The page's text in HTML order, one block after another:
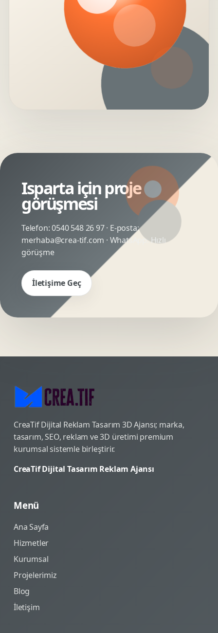
Isparta için proje
görüşmesi
Telefon:0540 548 26 97· E-posta:
merhaba@crea-tif.com · WhatsApp:Hızlı
görüşme
İletişime Geç
CreaTif Dijital Reklam Tasarım 3D Ajansı; marka,
tasarım, SEO, reklam ve 3D üretimi premium
kurumsal sistemle birleştirir.
CreaTif Dijital Tasarım Reklam Ajansı
Menü
Ana Sayfa
Hizmetler
Kurumsal
Projelerimiz
Blog
İletişim